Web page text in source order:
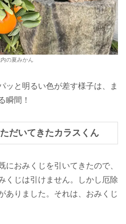
の夏みかん
ッと明るい色が差す様子は、ま
瞬間！
だいてきたカラスくん
におみくじを引いてきたので、
くじは引けません。しかし厄除
ありました。それは、おみくじ